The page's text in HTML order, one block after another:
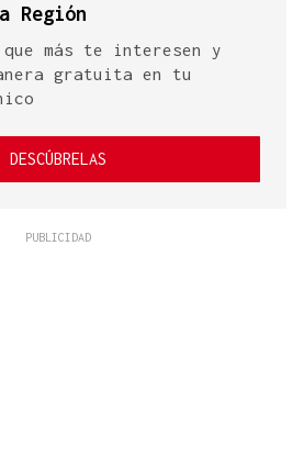
Región
más te interesen y
gratuita en tu
DESCÚBRELAS